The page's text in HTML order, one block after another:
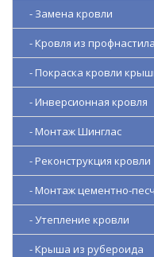
- Замена кровли
- Кровля из профнастила
- Покраска кровли
- Инверсионная кровля
- Монтаж Шинглас
- Реконструкция кровли
- Монтаж цементно-
- Утепление кровли
- Крыша из рубероида